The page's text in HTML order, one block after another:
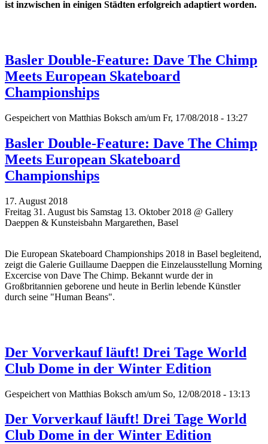
ist inzwischen in einigen Städten erfolgreich adaptiert worden.
Basler Double-Feature: Dave The Chimp
Meets European Skateboard
Championships
Gespeichert von Matthias Boksch am/um Fr, 17/08/2018 - 13:27
Basler Double-Feature: Dave The Chimp
Meets European Skateboard
Championships
17. August 2018
Freitag 31. August bis Samstag 13. Oktober 2018 @ Gallery
Daeppen & Kunsteisbahn Margarethen, Basel
Die European Skateboard Championships 2018 in Basel begleitend,
zeigt die Galerie Guillaume Daeppen die Einzelausstellung Morning
Excercise von Dave The Chimp. Bekannt wurde der in
Großbritannien geborene und heute in Berlin lebende Künstler
durch seine "Human Beans".
Der Vorverkauf läuft! Drei Tage World
Club Dome in der Winter Edition
Gespeichert von Matthias Boksch am/um So, 12/08/2018 - 13:13
Der Vorverkauf läuft! Drei Tage World
Club Dome in der Winter Edition